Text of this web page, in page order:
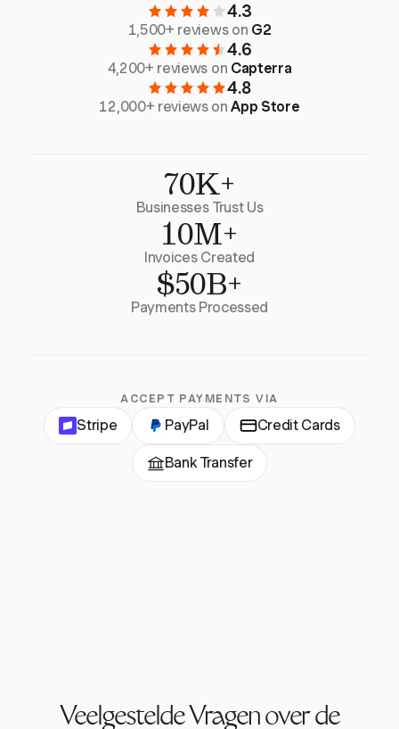
4.3
1,500+ reviews on G2
4.6
4,200+ reviews on Capterra
4.8
12,000+ reviews onApp Store
70K+
Businesses Trust Us
10M+
Invoices Created
$50B+
Payments Processed
ACCEPT PAYMENTS VIA
Stripe PayPal Credit Cards
Bank Transfer
Veelgestelde Vragen over de